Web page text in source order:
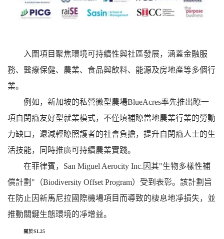
入圍項目聚焦環境可持續性與社區發展，涵蓋金融服
務、醫療保健、農業、食品與飲料、能源及房地產等多個行
業。
例如，新加坡的私營微型農場BlueAcres率先推出瞭一
項自閉癥友好型就業模式，不僅填補瞭當地農業行業的勞動
力缺口，還減輕瞭照護者的社會負擔，提升自閉癥人士的生
活技能，同時推廣可持續農業實踐。
在菲律賓，San Miguel Aerocity Inc.因其"生物多樣性補
償計劃"（Biodiversity Offset Program）受到表彰。該計劃旨
在防止因新馬尼拉國際機場項目而導致的棲息地凈損失，並
推動關鍵生態環境的凈增益。
關於SL25